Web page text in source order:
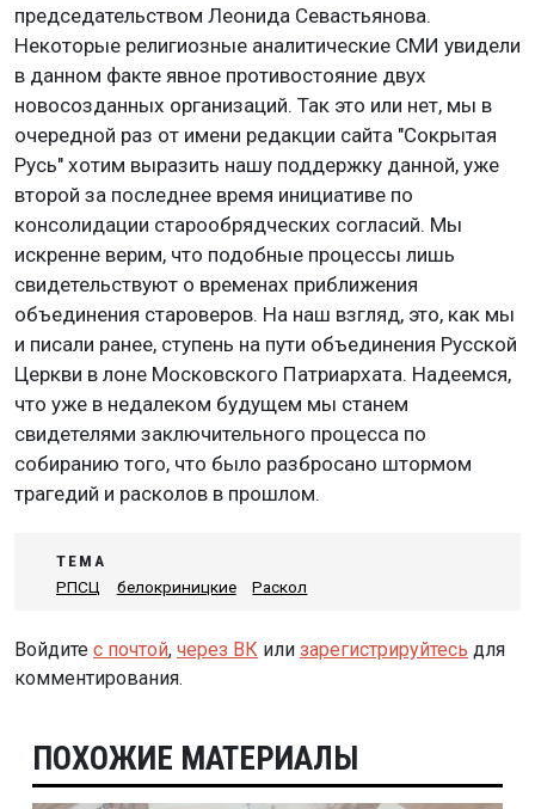
председательством Леонида Севастьянова.
Некоторые религиозные аналитические СМИ увидели
в данном факте явное противостояние двух
новосозданных организаций. Так это или нет, мы в
очередной раз от имени редакции сайта "Сокрытая
Русь" хотим выразить нашу поддержку данной, уже
второй за последнее время инициативе по
консолидации старообрядческих согласий. Мы
искренне верим, что подобные процессы лишь
свидетельствуют о временах приближения
объединения староверов. На наш взгляд, это, как мы
и писали ранее, ступень на пути объединения Русской
Церкви в лоне Московского Патриархата. Надеемся,
что уже в недалеком будущем мы станем
свидетелями заключительного процесса по
собиранию того, что было разбросано штормом
трагедий и расколов в прошлом.
ТЕМА
РПСЦ
белокриницкие Раскол
Войдите с почтой, через ВК или зарегистрируйтесь для
комментирования.
ПОХОЖИЕ МАТЕРИАЛЫ